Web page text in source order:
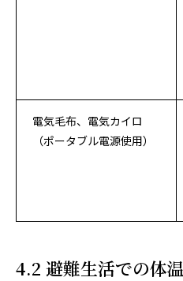
電気毛布、電気カイロ
（ポータブル電源使用）
4.2 避難生活での体